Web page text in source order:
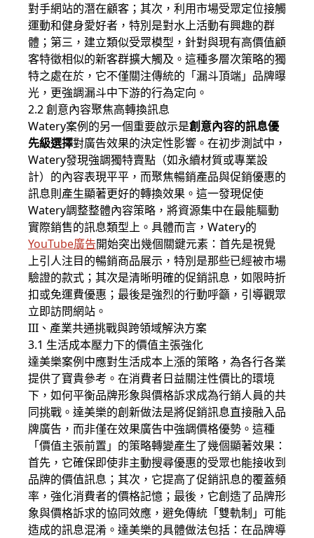
對手網站的潛在顧客；其次，利用市場受眾定位接觸
運動和健身愛好者，特別是對水上活動有興趣的群
體；第三，建立類似受眾模型，針對與現有高價值顧
客特徵相似的新客群擴大觸及。這種多層次策略的獨
特之處在於，它不僅關注傳統的「漏斗頂端」品牌曝
光，更強調漏斗中下游的行為定向。
2.2 創意內容聚焦高轉換訊息
Watery案例的另一個重要啟示是創意內容的訊息優
先級選擇對廣告效果的決定性影響。在初步測試中，
Watery發現強調獨特賣點（如永續材質或專業設
計）的內容表現平平，而聚焦暢銷產品與促銷優惠的
訊息則產生顯著更好的轉換效果。這一發現促使
Watery調整整體內容策略，將資源集中在最能驅動
實際銷售的訊息類型上。具體而言，Watery的
YouTube廣告開始突出幾個關鍵元素：首先是視覺
上引人注目的暢銷商品展示，特別是那些已經被市場
驗證的款式；其次是清晰明確的促銷訊息，如限時折
扣或免運費優惠；最後是強烈的行動呼籲，引導觀眾
立即訪問網站。
III、產業共通挑戰與跨領域解決方案
3.1 生活成本壓力下的價值主張強化
達美樂案例中應對生活成本上漲的策略，為各行各業
提供了寶貴參考。在消費者日益關注性價比的環境
下，如何平衡品牌形象與價格訴求成為行銷人員的共
同挑戰。達美樂的創新做法是將促銷訊息直接融入品
牌廣告，而非僅在效果廣告中強調價格優勢。這種
「價值主張前置」的策略轉變產生了幾個顯著效果：
首先，它確保即使非主動搜尋優惠的受眾也能接收到
品牌的價值訊息；其次，它提高了促銷訊息的覆蓋頻
率，強化消費者的價格記憶；最後，它創造了品牌形
象與價格訴求的協同效應，避免傳統「雙軌制」可能
造成的訊息混淆。達美樂的具體做法包括：在品牌導